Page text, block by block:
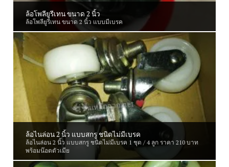
ล้อโพลียูรีเทน ขนาด 2 นิ้ว
ล้อโพลียูรีเทน ขนาด 2 นิ้ว แบบมีเบรค
ล้อไนล่อน 2 นิ้ว แบบสกรู ชนิดไม่มีเบรค
ล้อไนล่อน 2 นิ้ว แบบสกรู ชนิดไม่มีเบรค 1 ชุด / 4 ลูก ราคา 210 บาท
พร้อมน๊อตตัวเมีย